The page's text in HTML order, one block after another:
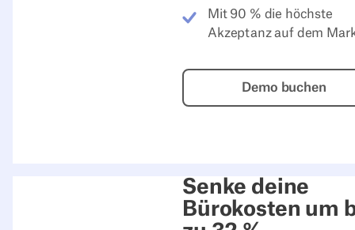
Mit 90 % die höchste
Akzeptanz auf dem
Demo buchen
Senke deine
Bürokosten um